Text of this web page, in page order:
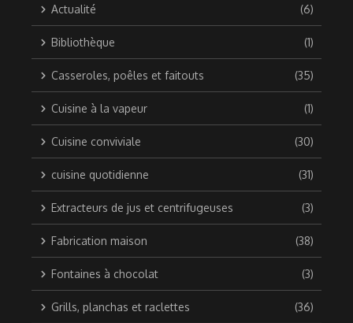
Actualité (6)
Bibliothèque (1)
Casseroles, poêles et faitouts (35)
Cuisine à la vapeur (1)
Cuisine conviviale (30)
cuisine quotidienne (31)
Extracteurs de jus et centrifugeuses (3)
Fabrication maison (38)
Fontaines à chocolat (3)
Grills, planchas et raclettes (36)